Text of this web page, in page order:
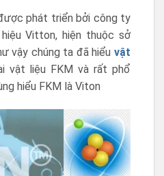
phát triển bởi công ty
Vitton, hiện thuộc sở
vậy chúng ta đã hiểu vật
vật liệu FKM và rất phổ
hiểu FKM là Viton